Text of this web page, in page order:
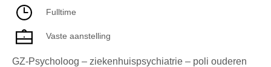
Fulltime
Vaste aanstelling
GZ-Psycholoog – ziekenhuispsychiatrie – poli ouderen